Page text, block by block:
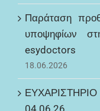
Παράταση
υποψηφίων
esydoctors
18.06.2026
04.06.26